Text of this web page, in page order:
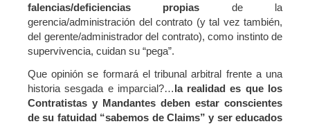
falencias/deficiencias propias de la
gerencia/administración del contrato (y tal vez también,
del gerente/administrador del contrato), como instinto de
supervivencia, cuidan su “pega”.
Que opinión se formará el tribunal arbitral frente a una
historia sesgada e imparcial?…la realidad es que los
Contratistas y Mandantes deben estar conscientes
de su fatuidad “sabemos de Claims” y ser educados